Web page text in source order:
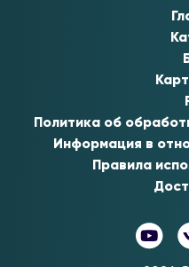
Политика об
Информация в
Правила